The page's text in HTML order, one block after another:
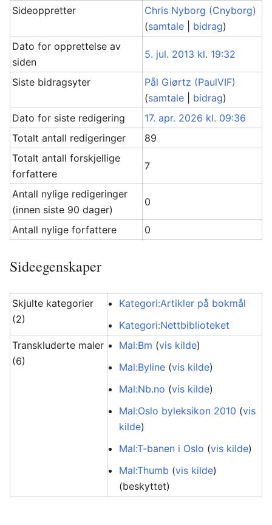
Sideoppretter
Chris Nyborg (Cnyborg)
(samtale bidrag)
Dato for opprettelse av
siden
5. jul. 2013 kl. 19:32
Siste bidragsyter
Pål Giørtz (PaulVIF)
(samtale bidrag)
Dato for siste redigering
17. apr. 2026 kl. 09:36
Totalt antall redigeringer
89
Totalt antall forskjellige
forfattere
7
Antall nylige redigeringer
(innen siste 90 dager)
0
Antall nylige forfattere 0
Sideegenskaper
Skjulte kategorier
(2)
Kategori:Artikler på bokmål
Kategori:Nettbiblioteket
Transkluderte maler
(6)
Mal:Bm (vis kilde)
Mal:Byline (vis kilde)
Mal:Nb.no (vis kilde)
Mal:Oslo byleksikon 2010 (vis
kilde)
Mal:T-banen i Oslo (vis kilde)
Mal:Thumb (vis kilde)
(beskyttet)